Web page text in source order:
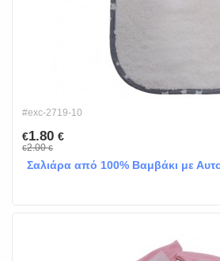
#exc-2719-10
€1.80 €
€2.00€
Σαλιάρα από 100% Βαμβάκι με